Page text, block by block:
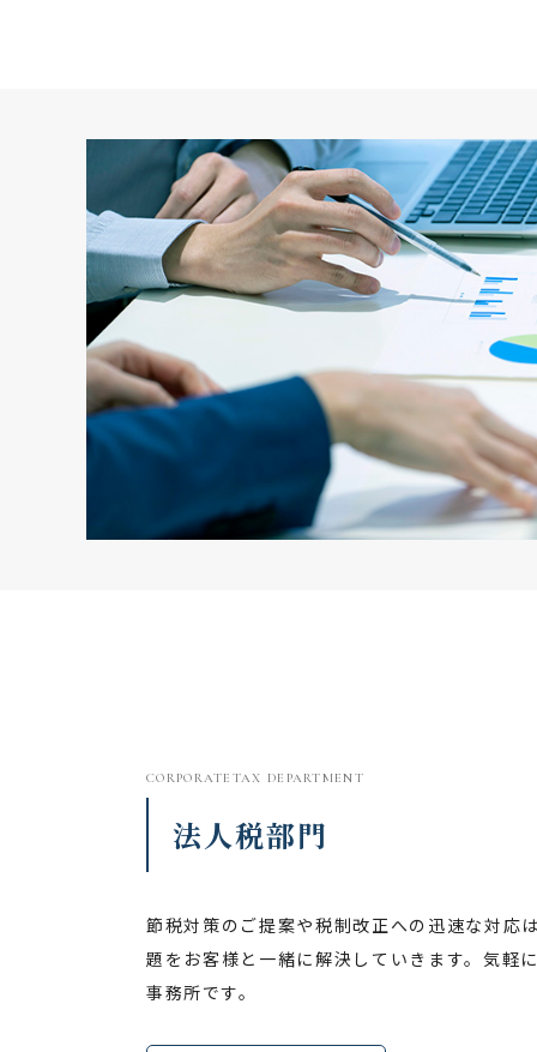
CORPORATETAX DEPARTMENT
法人税部門
節税対策のご提案や税制改正への迅速な対応
題をお客様と一緒に解決していきます。気軽
事務所です。